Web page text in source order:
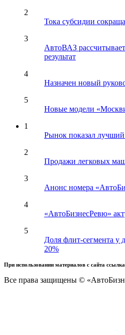
2
Тока субсидии
3
АвтоВАЗ
результат
4
Назначен новый
5
Новые модели
1
Рынок показал лучший
2
Продажи легковых
3
Анонс номера
4
«АвтоБизнесРевю»
5
Доля флит-сегмента у
20%
При использовании материалов с сайта
Все права защищены ©